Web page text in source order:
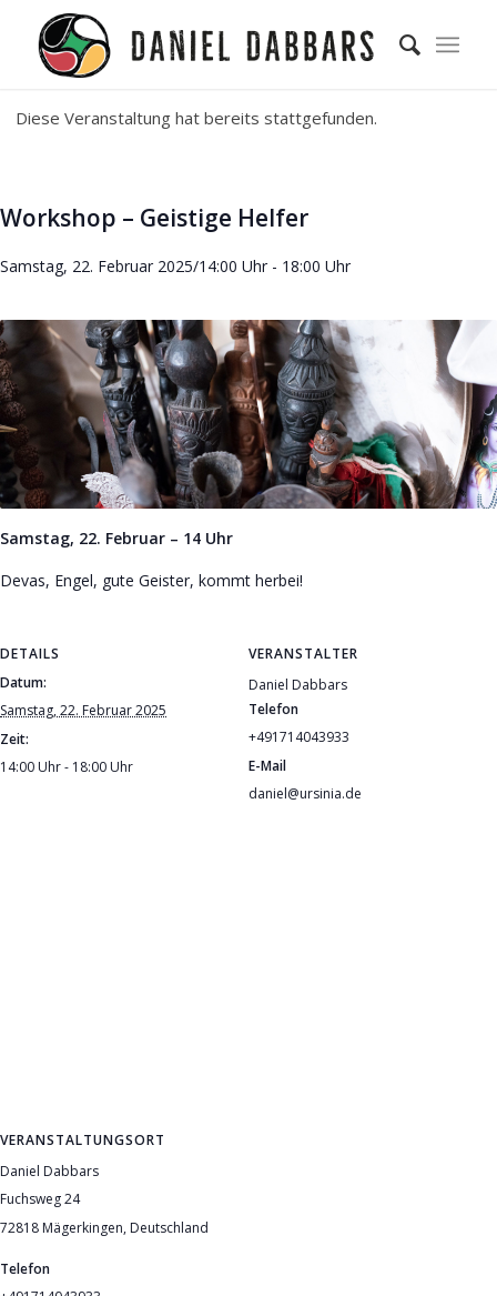
Diese Veranstaltung hat bereits stattgefunden.
Workshop – Geistige Helfer
Samstag, 22. Februar 2025/14:00 Uhr - 18:00 Uhr
Samstag, 22. Februar – 14 Uhr
Devas, Engel, gute Geister, kommt herbei!
DETAILS
Datum:
Samstag, 22. Februar 2025
Zeit:
14:00 Uhr - 18:00 Uhr
VERANSTALTER
Daniel Dabbars
Telefon
+491714043933
E-Mail
daniel@ursinia.de
VERANSTALTUNGSORT
Daniel Dabbars
Fuchsweg 24
72818 Mägerkingen, Deutschland
Telefon